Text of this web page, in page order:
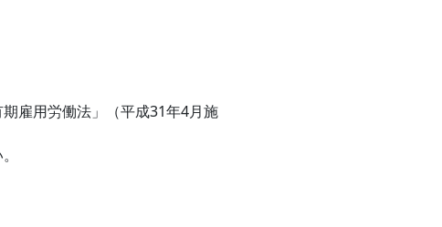
雇用労働法」（平成31年4月施